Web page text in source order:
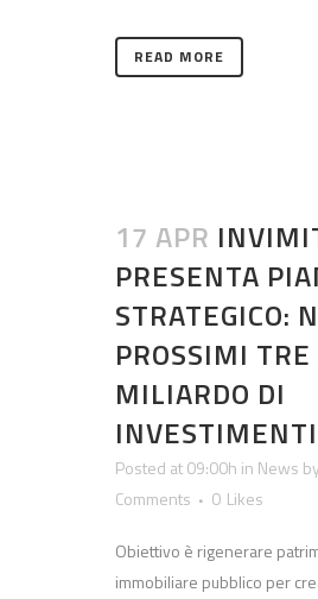
READ MORE
17 APR
PRESENTA
STRATEGICO:
PROSSIMI
MILIARDO DI
INVESTIMENTI
Posted at 09:00h in News by
Comments
0 Likes
Obiettivo è rigenerare
immobiliare pubblico per